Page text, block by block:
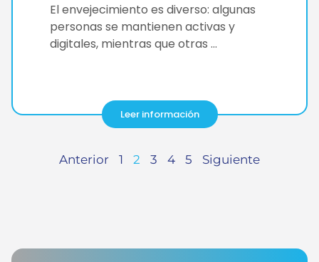
El envejecimiento es diverso: algunas
personas se mantienen activas y
digitales, mientras que otras …
Leer información
Anterior 1 2 3 4 5 Siguiente